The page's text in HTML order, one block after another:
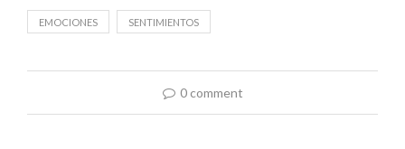
EMOCIONES SENTIMIENTOS
0 comment